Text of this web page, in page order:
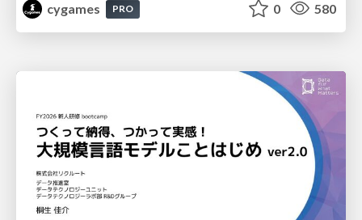
cygames
PRO 0 580